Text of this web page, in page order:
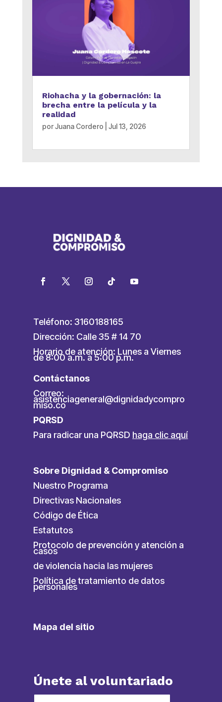
Riohacha y la gobernación: la
brecha entre la película y la
realidad
porJuana Cordero Jul 13, 2026
Teléfono: 3160188165
Dirección: Calle 35 # 14 70
Horario de atención: Lunes a Viernes
de 8:00 a.m. a 5:00 p.m.
Contáctanos
Correo:
asistenciageneral@dignidadycompro
miso.co
PQRSD
Para radicar una PQRSD haga clic aquí
Sobre Dignidad & Compromiso
Nuestro Programa
Directivas Nacionales
Código de Ética
Estatutos
Protocolo de prevención y atención a
casos
de violencia hacia las mujeres
Política de tratamiento de datos
personales
Mapa del sitio
Únete al voluntariado